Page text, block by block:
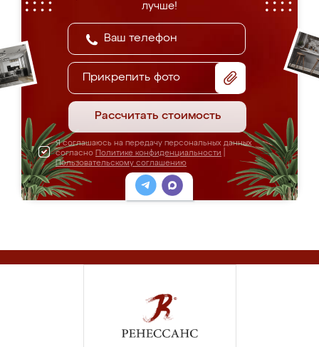
лучше!
Прикрепить фото
Рассчитать стоимость
Я соглашаюсь на передачу персональных данных
согласно Политике конфиденциальности
Пользовательскому соглашению